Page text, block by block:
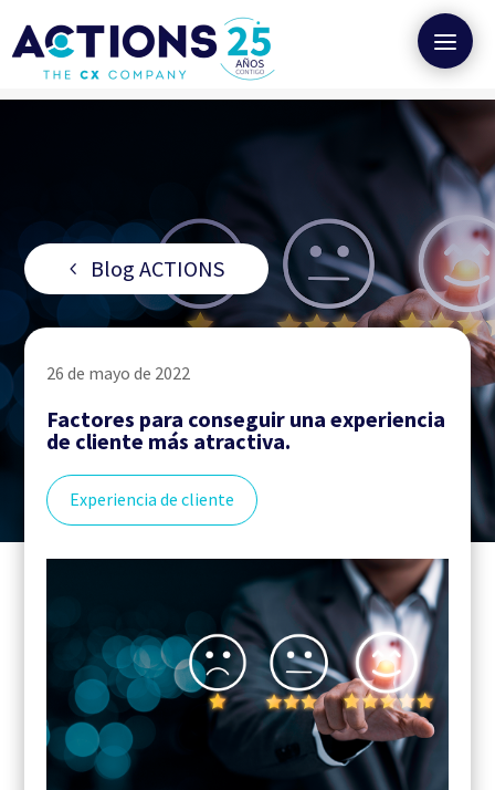
Blog ACTIONS
26 de mayo de 2022
Factores para conseguir una experiencia
de cliente más atractiva.
Experiencia de cliente